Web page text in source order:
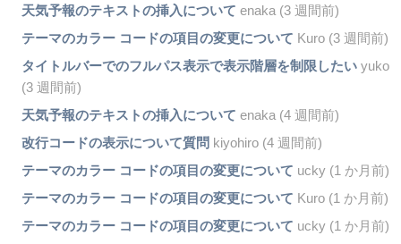
天気予報のテキストの挿入について enaka (3 週間前)
テーマのカラー コードの項目の変更について Kuro (3 週間前)
タイトルバーでのフルパス表示で表示階層を制限したいyuko
(3 週間前)
天気予報のテキストの挿入について enaka (4 週間前)
改行コードの表示について質問 kiyohiro (4 週間前)
テーマのカラー コードの項目の変更について ucky (1 か月前)
テーマのカラー コードの項目の変更について Kuro (1 か月前)
テーマのカラー コードの項目の変更について ucky (1 か月前)